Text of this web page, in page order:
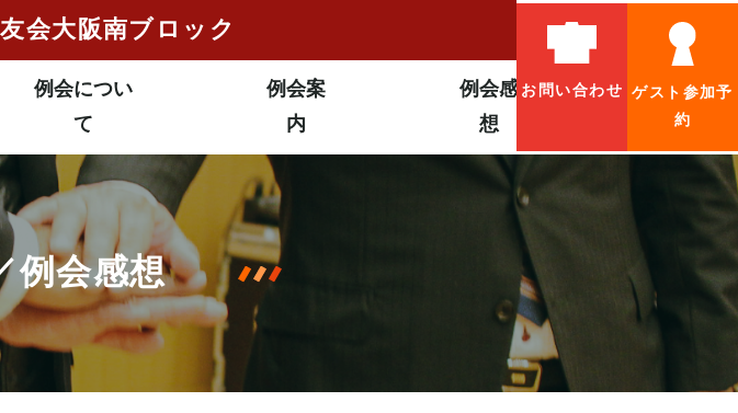
友会⼤阪南ブロック
例会につい
て
例会案
内
例会感
想
お問い合わせ ゲスト 参加予
約
例会感想